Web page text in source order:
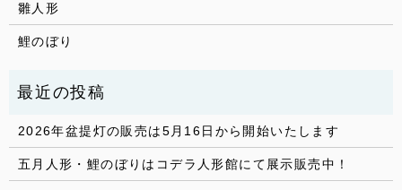
雛人形
鯉のぼり
2026年盆提灯の販売は5月16日から開始いたします
五月人形・鯉のぼりはコデラ人形館にて展示販売中！